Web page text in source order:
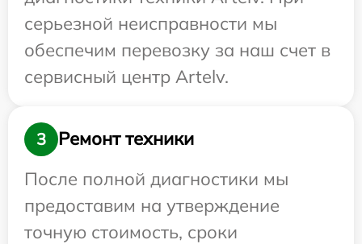
серьезной неисправности мы
обеспечим перевозку за наш счет в
сервисный центр Artelv.
3
Ремонт техники
После полной диагностики мы
предоставим на утверждение
точную стоимость, сроки